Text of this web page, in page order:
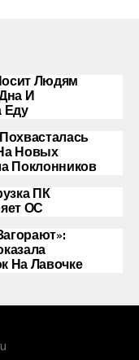
Людям
И
Еду
Новых
Поклонников
ПК
ОС
На Лавочке